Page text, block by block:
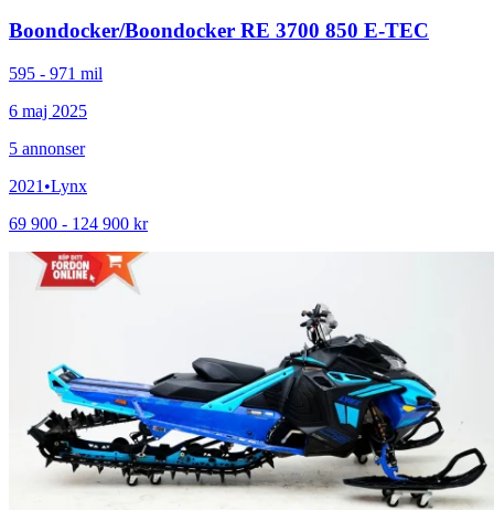
Boondocker/Boondocker RE 3700 850 E-TEC
595 - 971 mil
6 maj 2025
5 annonser
2021 •Lynx
69 900 - 124 900 kr